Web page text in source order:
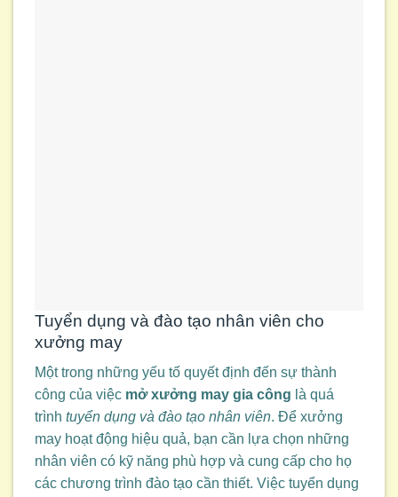
Tuyển dụng và đào tạo nhân viên cho
xưởng may
Một trong những yếu tố quyết định đến sự thành
công của việc mở xưởng may gia công là quá
trình tuyển dụng và đào tạo nhân viên. Để xưởng
may hoạt động hiệu quả, bạn cần lựa chọn những
nhân viên có kỹ năng phù hợp và cung cấp cho họ
các chương trình đào tạo cần thiết. Việc tuyển dụng